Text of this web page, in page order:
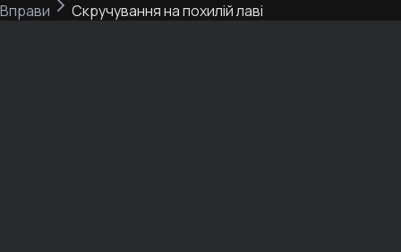
Вправи
Скручування на похилій лаві